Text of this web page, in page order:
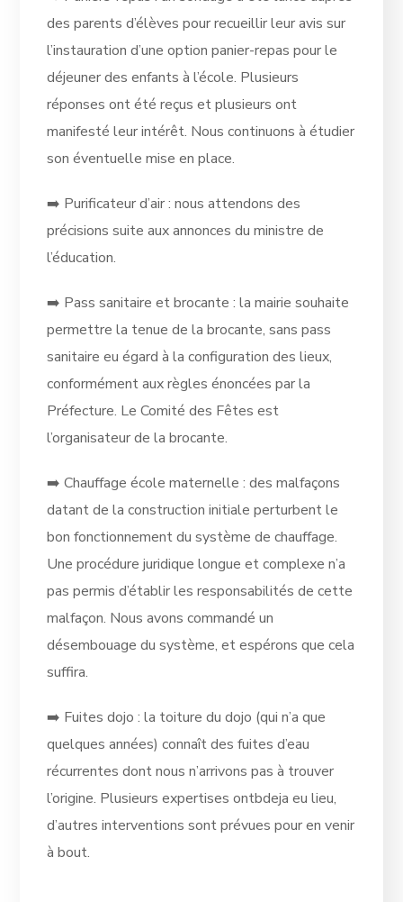
des parents d’élèves pour recueillir leur avis sur
l’instauration d’une option panier-repas pour le
déjeuner des enfants à l’école. Plusieurs
réponses ont été reçus et plusieurs ont
manifesté leur intérêt. Nous continuons à étudier
son éventuelle mise en place.
➡️ Purificateur d’air : nous attendons des
précisions suite aux annonces du ministre de
l’éducation.
➡️ Pass sanitaire et brocante : la mairie souhaite
permettre la tenue de la brocante, sans pass
sanitaire eu égard à la configuration des lieux,
conformément aux règles énoncées par la
Préfecture. Le Comité des Fêtes est
l’organisateur de la brocante.
➡️ Chauffage école maternelle : des malfaçons
datant de la construction initiale perturbent le
bon fonctionnement du système de chauffage.
Une procédure juridique longue et complexe n’a
pas permis d’établir les responsabilités de cette
malfaçon. Nous avons commandé un
désembouage du système, et espérons que cela
suffira.
➡️ Fuites dojo : la toiture du dojo (qui n’a que
quelques années) connaît des fuites d’eau
récurrentes dont nous n’arrivons pas à trouver
l’origine. Plusieurs expertises ontbdeja eu lieu,
d’autres interventions sont prévues pour en venir
à bout.